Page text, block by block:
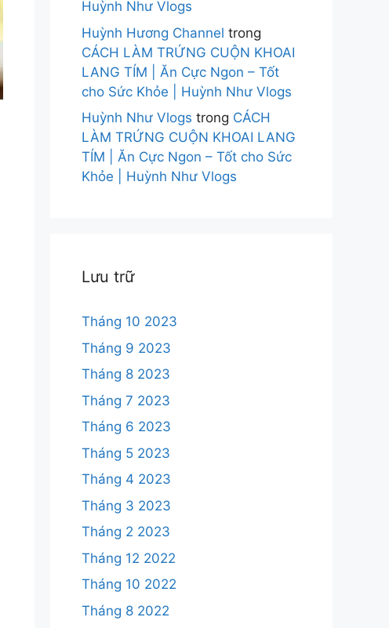
Huỳnh Như Vlogs
Huỳnh Hương Channel trong
CÁCH LÀM TRỨNG CUỘN KHOAI
LANG TÍM | Ăn Cực Ngon – Tốt
cho Sức Khỏe | Huỳnh Như Vlogs
Huỳnh Như Vlogs trong CÁCH
LÀM TRỨNG CUỘN KHOAI LANG
TÍM | Ăn Cực Ngon – Tốt cho Sức
Khỏe | Huỳnh Như Vlogs
Lưu trữ
Tháng 10 2023
Tháng 9 2023
Tháng 8 2023
Tháng 7 2023
Tháng 6 2023
Tháng 5 2023
Tháng 4 2023
Tháng 3 2023
Tháng 2 2023
Tháng 12 2022
Tháng 10 2022
Tháng 8 2022